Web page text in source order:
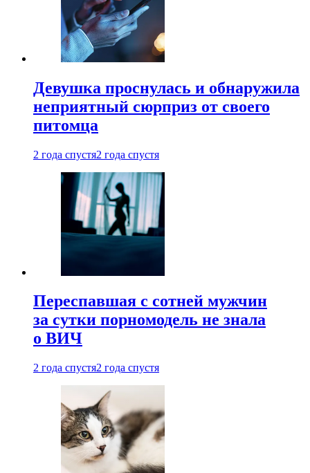
Девушка проснулась и обнаружила
неприятный сюрприз от своего
питомца
2 года спустя2 года спустя
Переспавшая с сотней мужчин
за сутки порномодель не знала
о ВИЧ
2 года спустя2 года спустя